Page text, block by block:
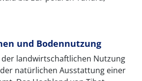
und Bodennutzung
landwirtschaftlichen Nutzung
natürlichen Ausstattung einer